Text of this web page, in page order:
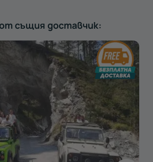
същия доставчик: